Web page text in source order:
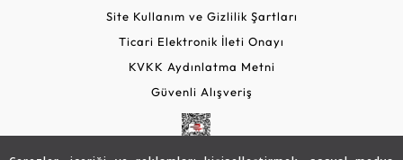
Site Kullanım ve Gizlilik Şartları
Ticari Elektronik İleti Onayı
KVKK Aydınlatma Metni
Güvenli Alışveriş